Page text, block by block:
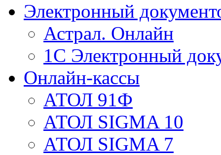
Электронный
Астрал. Онлайн
1С Электронный
Онлайн-кассы
АТОЛ 91Ф
АТОЛ SIGMA 10
АТОЛ SIGMA 7